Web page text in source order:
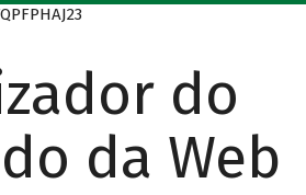
do
da Web